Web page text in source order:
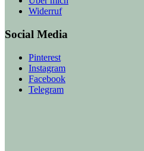
Widerruf
Social Media
Pinterest
Instagram
Facebook
Telegram